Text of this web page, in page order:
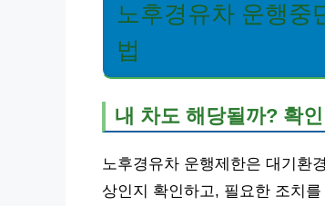
노후경유차 운행중
법
내 차도 해당될까? 확인
노후경유차 운행제한은 대기환
상인지 확인하고, 필요한 조치